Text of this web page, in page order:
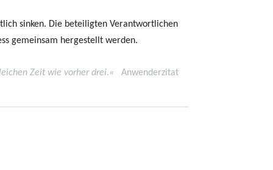
sinken. Die beteiligten Verantwortlichen
gemeinsam hergestellt werden.
Zeit wie vorher drei.« Anwenderzitat